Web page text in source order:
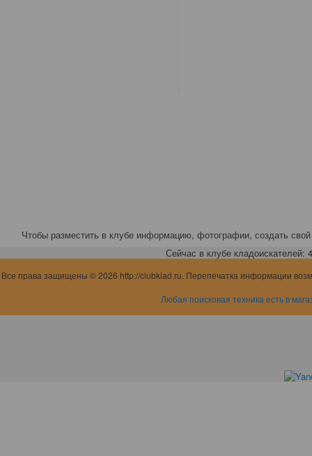
Чтобы разместить в клубе информацию, фотографии, создать свой
Сейчас в клубе кладоискателей:
Все права защищены © 2026 http://clubklad.ru. Перепечатка информации
Любая поисковая техника есть в